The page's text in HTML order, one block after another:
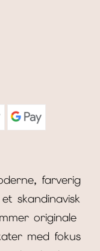
farverig
skandinavisk
originale
med fokus